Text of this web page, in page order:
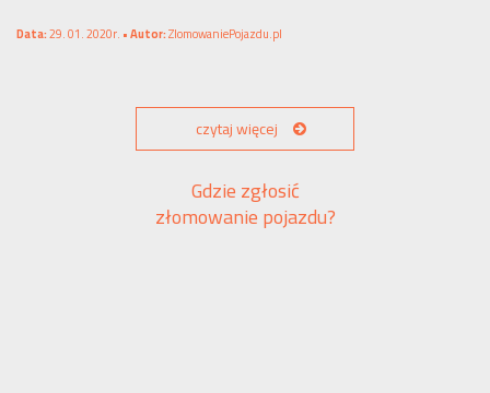
Data:29. 01. 2020r. •Autor:ZlomowaniePojazdu.pl
czytaj więcej
Gdzie zgłosić
złomowanie pojazdu?